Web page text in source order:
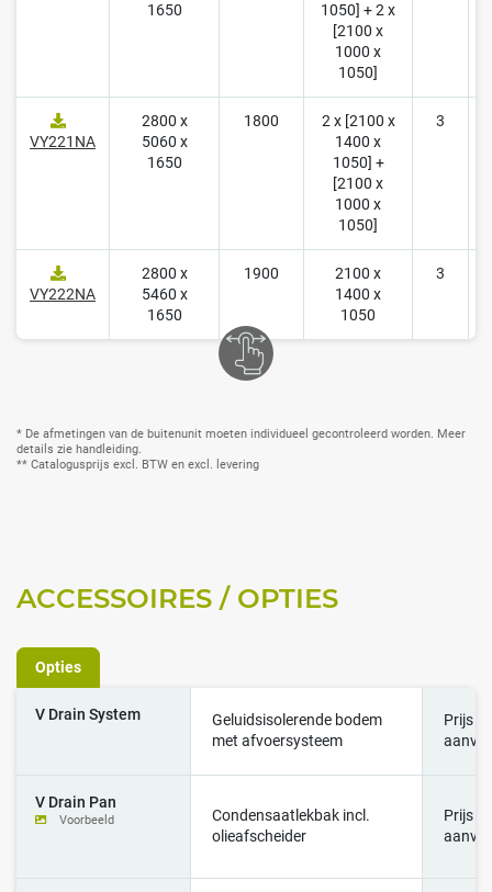
1650
1050] + 2 x
[2100 x
1000 x
1050]
VY221NA
2800 x
5060 x
1650
1800
2 x [2100 x
1400 x
1050] +
[2100 x
1000 x
1050]
3
VY222NA
2800 x
5460 x
1650
1900
2100 x
1400 x
1050
3
* De afmetingen van de buitenunit moeten individueel gecontroleerd worden. Meer
details zie handleiding.
** Catalogusprijs excl. BTW en excl. levering
ACCESSOIRES / OPTIES
Opties
V Drain System
Geluidsisolerende bodem
met afvoersysteem
Prijs
V Drain Pan
Voorbeeld
Condensaatlekbak incl.
olieafscheider
Prijs